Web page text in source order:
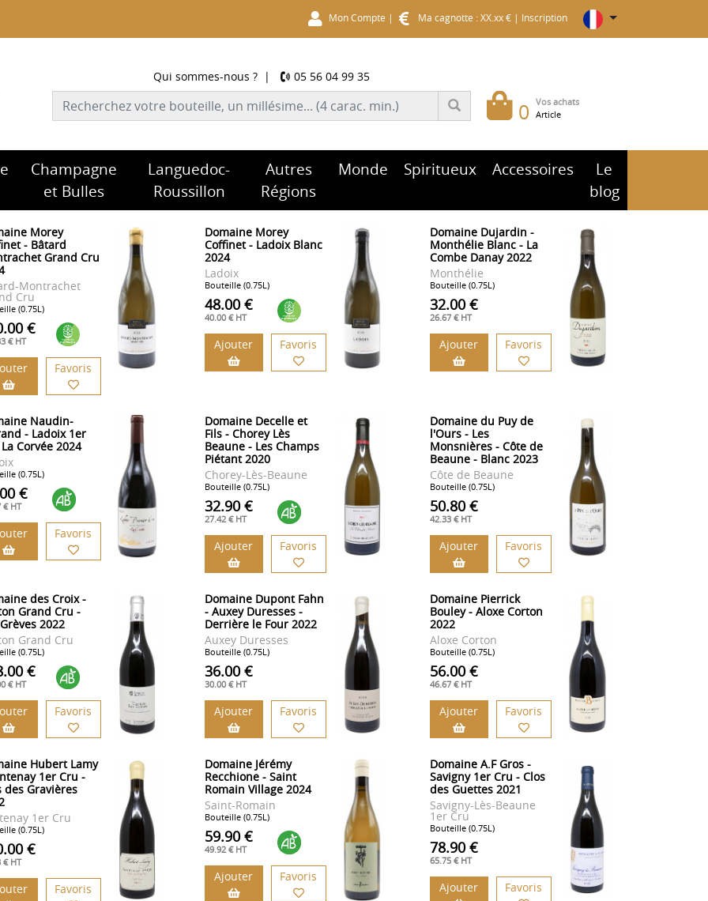
Mon Compte | Ma cagnotte : XX.xx € | Inscription
0 Vos achats
Article
Qui sommes-nous ?| 05 56 04 99 35
Champagne
et Bulles
Languedoc-
Roussillon
Autres
Régions
Monde Spiritueux Accessoires
Le
blog
Morey
- Bâtard
Grand Cru
Montrachet
Cru
(0.75L)
€
€ HT
Favoris
Domaine Morey
Coffinet - Ladoix Blanc
2024
Ladoix
Bouteille (0.75L)
48.00 €
40.00 € HT
Ajouter Favoris
Domaine Dujardin -
Monthélie Blanc - La
Combe Danay 2022
Monthélie
Bouteille (0.75L)
32.00 €
26.67 € HT
Ajouter Favoris
Naudin-
- Ladoix 1er
Corvée 2024
(0.75L)
€
€ HT
Favoris
Domaine Decelle et
Fils - Chorey Lès
Beaune - Les Champs
Piétant 2020
Chorey-Lès-Beaune
Bouteille (0.75L)
32.90 €
27.42 € HT
Ajouter Favoris
Domaine du Puy de
l'Ours - Les
Monsnières - Côte de
Beaune - Blanc 2023
Côte de Beaune
Bouteille (0.75L)
50.80 €
42.33 € HT
Ajouter Favoris
des Croix -
Grand Cru -
2022
Grand Cru
(0.75L)
€
€ HT
Favoris
Domaine Dupont Fahn
- Auxey Duresses -
Derrière le Four 2022
Auxey Duresses
Bouteille (0.75L)
36.00 €
30.00 € HT
Ajouter Favoris
Domaine Pierrick
Bouley - Aloxe Corton
2022
Aloxe Corton
Bouteille (0.75L)
56.00 €
46.67 € HT
Ajouter Favoris
Hubert Lamy
1er Cru -
des Gravières
1er Cru
(0.75L)
€
€ HT
Favoris
Domaine Jérémy
Recchione - Saint
Romain Village 2024
Saint-Romain
Bouteille (0.75L)
59.90 €
49.92 € HT
Ajouter Favoris
Domaine A.F Gros -
Savigny 1er Cru - Clos
des Guettes 2021
Savigny-Lès-Beaune
1er Cru
Bouteille (0.75L)
78.90 €
65.75 € HT
Ajouter Favoris